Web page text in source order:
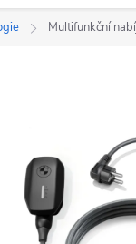
Multifunkční